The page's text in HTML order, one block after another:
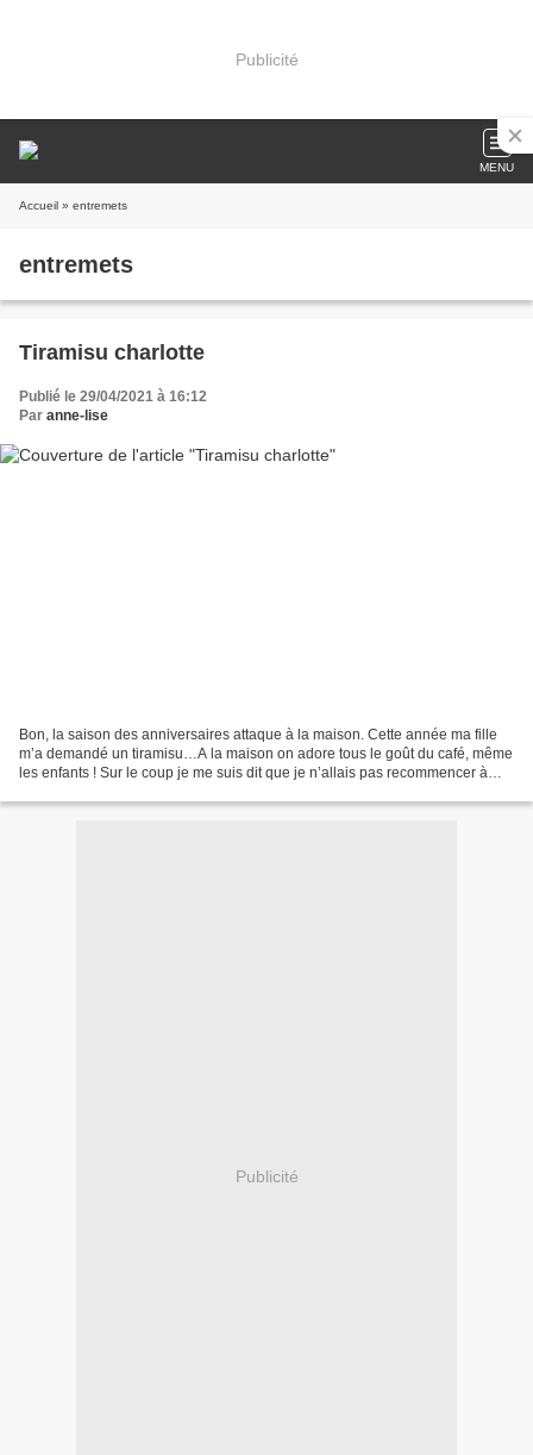
Publicité
MENU
Accueil » entremets
entremets
Tiramisu charlotte
Publié le 29/04/2021 à 16:12
Par anne-lise
Bon, la saison des anniversaires attaque à la maison. Cette année ma fille
m’a demandé un tiramisu…A la maison on adore tous le goût du café, même
les enfants ! Sur le coup je me suis dit que je n’allais pas recommencer à
Publicité